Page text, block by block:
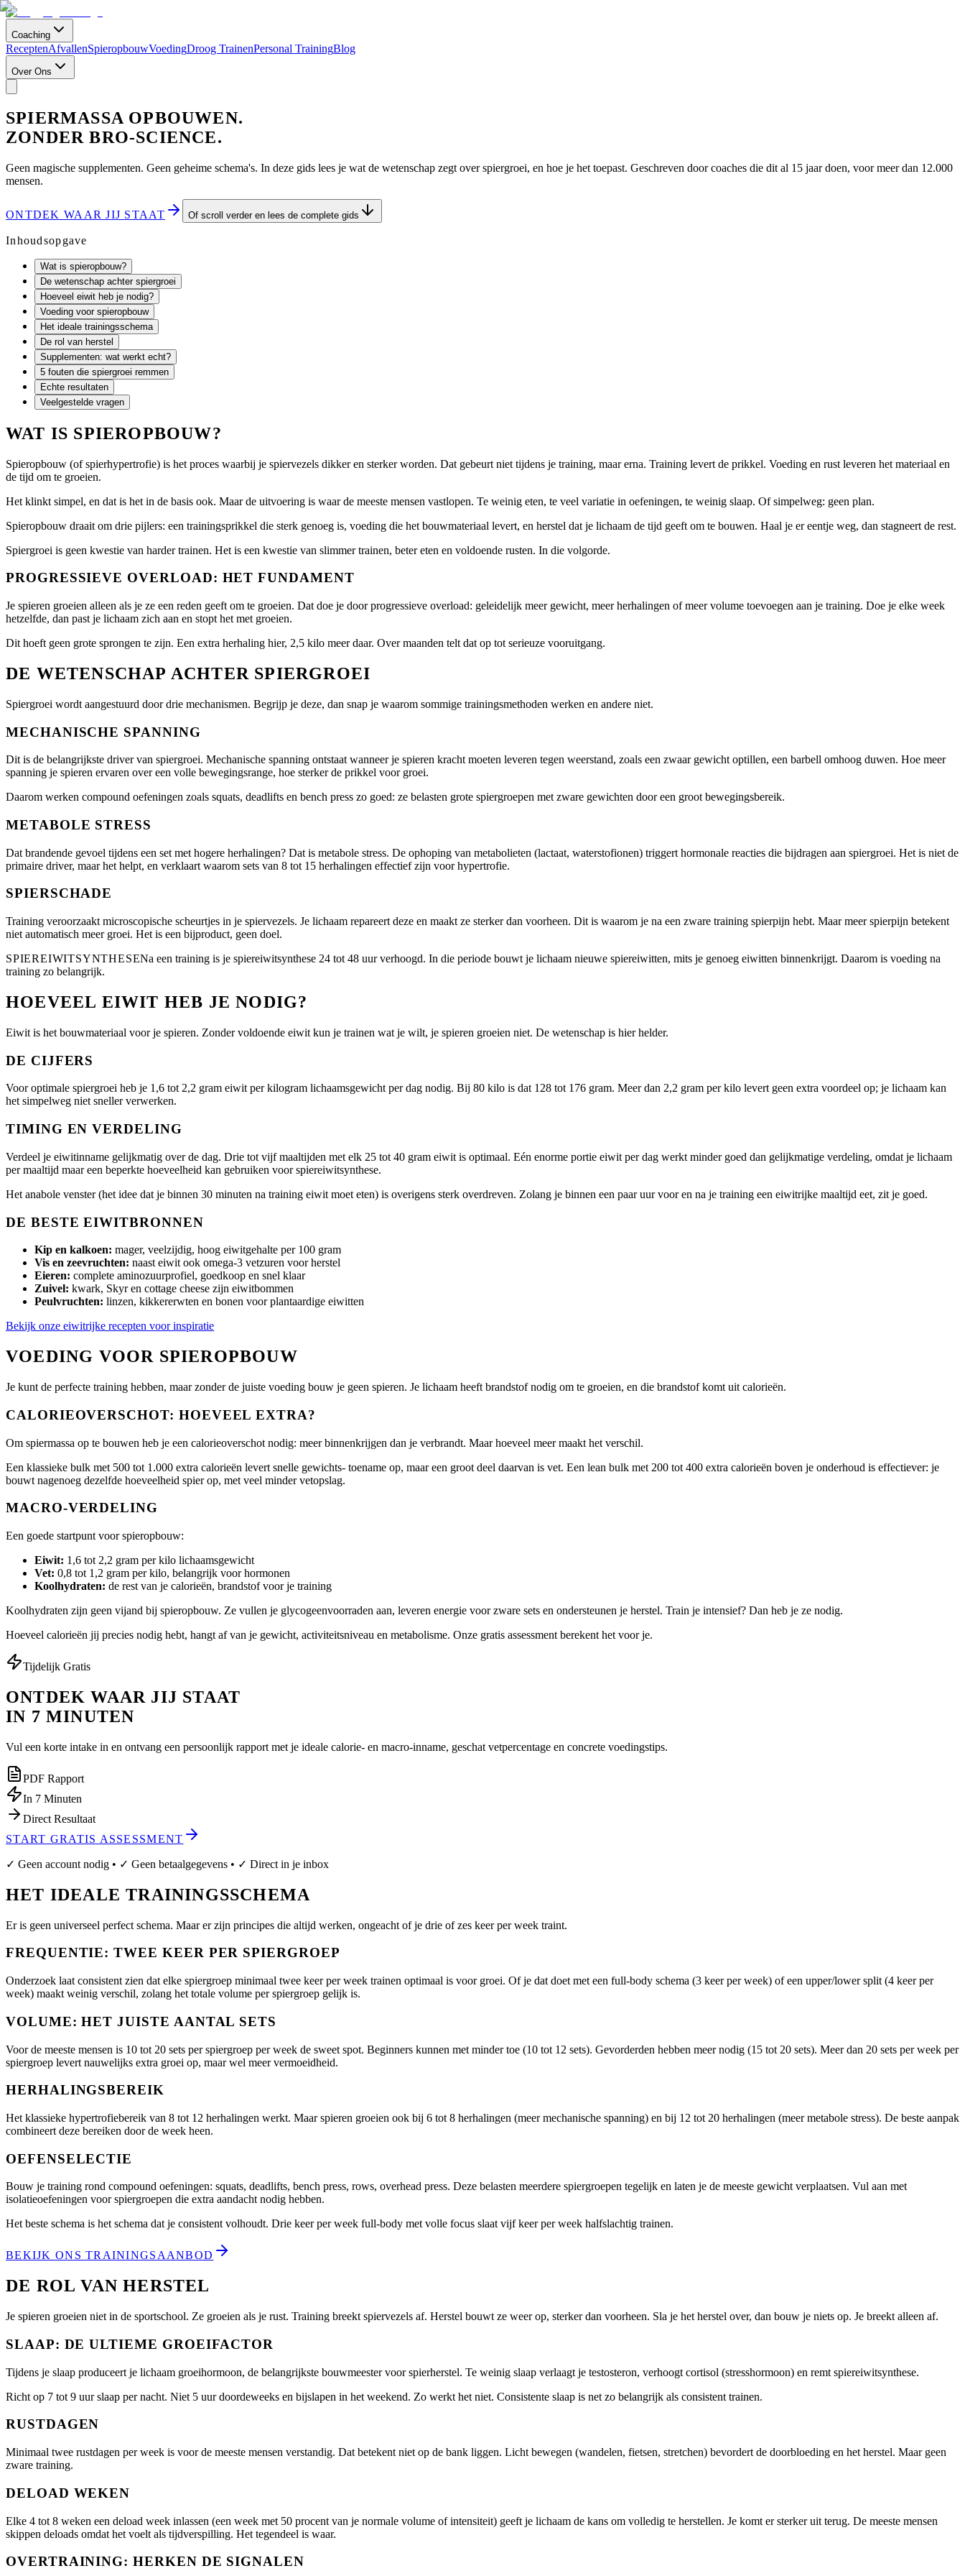
Coaching
ReceptenAfvallenSpieropbouwVoedingDroog TrainenPersonal TrainingBlog
Over Ons
SPIERMASSA OPBOUWEN.
ZONDER BRO-SCIENCE.
Geen magische supplementen. Geen geheime schema's. In deze gids lees je wat de wetenschap zegt over spiergroei, en hoe je het toepast. Geschreven door coaches die dit al 15 jaar doen, voor meer dan 12.000
mensen.
ONTDEK WAAR JIJ STAAT Of scroll verder en lees de complete gids
Inhoudsopgave
Wat is spieropbouw?
De wetenschap achter spiergroei
Hoeveel eiwit heb je nodig?
Voeding voor spieropbouw
Het ideale trainingsschema
De rol van herstel
Supplementen: wat werkt echt?
5 fouten die spiergroei remmen
Echte resultaten
Veelgestelde vragen
WAT IS SPIEROPBOUW?
Spieropbouw (of spierhypertrofie) is het proces waarbij je spiervezels dikker en sterker worden. Dat gebeurt niet tijdens je training, maar erna. Training levert de prikkel. Voeding en rust leveren het materiaal en
de tijd om te groeien.
Het klinkt simpel, en dat is het in de basis ook. Maar de uitvoering is waar de meeste mensen vastlopen. Te weinig eten, te veel variatie in oefeningen, te weinig slaap. Of simpelweg: geen plan.
Spieropbouw draait om drie pijlers: een trainingsprikkel die sterk genoeg is, voeding die het bouwmateriaal levert, en herstel dat je lichaam de tijd geeft om te bouwen. Haal je er eentje weg, dan stagneert de rest.
Spiergroei is geen kwestie van harder trainen. Het is een kwestie van slimmer trainen, beter eten en voldoende rusten. In die volgorde.
PROGRESSIEVE OVERLOAD: HET FUNDAMENT
Je spieren groeien alleen als je ze een reden geeft om te groeien. Dat doe je door progressieve overload: geleidelijk meer gewicht, meer herhalingen of meer volume toevoegen aan je training. Doe je elke week
hetzelfde, dan past je lichaam zich aan en stopt het met groeien.
Dit hoeft geen grote sprongen te zijn. Een extra herhaling hier, 2,5 kilo meer daar. Over maanden telt dat op tot serieuze vooruitgang.
DE WETENSCHAP ACHTER SPIERGROEI
Spiergroei wordt aangestuurd door drie mechanismen. Begrijp je deze, dan snap je waarom sommige trainingsmethoden werken en andere niet.
MECHANISCHE SPANNING
Dit is de belangrijkste driver van spiergroei. Mechanische spanning ontstaat wanneer je spieren kracht moeten leveren tegen weerstand, zoals een zwaar gewicht optillen, een barbell omhoog duwen. Hoe meer
spanning je spieren ervaren over een volle bewegingsrange, hoe sterker de prikkel voor groei.
Daarom werken compound oefeningen zoals squats, deadlifts en bench press zo goed: ze belasten grote spiergroepen met zware gewichten door een groot bewegingsbereik.
METABOLE STRESS
Dat brandende gevoel tijdens een set met hogere herhalingen? Dat is metabole stress. De ophoping van metabolieten (lactaat, waterstofionen) triggert hormonale reacties die bijdragen aan spiergroei. Het is niet de
primaire driver, maar het helpt, en verklaart waarom sets van 8 tot 15 herhalingen effectief zijn voor hypertrofie.
SPIERSCHADE
Training veroorzaakt microscopische scheurtjes in je spiervezels. Je lichaam repareert deze en maakt ze sterker dan voorheen. Dit is waarom je na een zware training spierpijn hebt. Maar meer spierpijn betekent
niet automatisch meer groei. Het is een bijproduct, geen doel.
SPIEREIWITSYNTHESENa een training is je spiereiwitsynthese 24 tot 48 uur verhoogd. In die periode bouwt je lichaam nieuwe spiereiwitten, mits je genoeg eiwitten binnenkrijgt. Daarom is voeding na
training zo belangrijk.
HOEVEEL EIWIT HEB JE NODIG?
Eiwit is het bouwmateriaal voor je spieren. Zonder voldoende eiwit kun je trainen wat je wilt, je spieren groeien niet. De wetenschap is hier helder.
DE CIJFERS
Voor optimale spiergroei heb je 1,6 tot 2,2 gram eiwit per kilogram lichaamsgewicht per dag nodig. Bij 80 kilo is dat 128 tot 176 gram. Meer dan 2,2 gram per kilo levert geen extra voordeel op; je lichaam kan
het simpelweg niet sneller verwerken.
TIMING EN VERDELING
Verdeel je eiwitinname gelijkmatig over de dag. Drie tot vijf maaltijden met elk 25 tot 40 gram eiwit is optimaal. Eén enorme portie eiwit per dag werkt minder goed dan gelijkmatige verdeling, omdat je lichaam
per maaltijd maar een beperkte hoeveelheid kan gebruiken voor spiereiwitsynthese.
Het anabole venster (het idee dat je binnen 30 minuten na training eiwit moet eten) is overigens sterk overdreven. Zolang je binnen een paar uur voor en na je training een eiwitrijke maaltijd eet, zit je goed.
DE BESTE EIWITBRONNEN
Kip en kalkoen: mager, veelzijdig, hoog eiwitgehalte per 100 gram
Vis en zeevruchten: naast eiwit ook omega-3 vetzuren voor herstel
Eieren: complete aminozuurprofiel, goedkoop en snel klaar
Zuivel: kwark, Skyr en cottage cheese zijn eiwitbommen
Peulvruchten: linzen, kikkererwten en bonen voor plantaardige eiwitten
Bekijk onze eiwitrijke recepten voor inspiratie
VOEDING VOOR SPIEROPBOUW
Je kunt de perfecte training hebben, maar zonder de juiste voeding bouw je geen spieren. Je lichaam heeft brandstof nodig om te groeien, en die brandstof komt uit calorieën.
CALORIEOVERSCHOT: HOEVEEL EXTRA?
Om spiermassa op te bouwen heb je een calorieoverschot nodig: meer binnenkrijgen dan je verbrandt. Maar hoeveel meer maakt het verschil.
Een klassieke bulk met 500 tot 1.000 extra calorieën levert snelle gewichts- toename op, maar een groot deel daarvan is vet. Een lean bulk met 200 tot 400 extra calorieën boven je onderhoud is effectiever: je
bouwt nagenoeg dezelfde hoeveelheid spier op, met veel minder vetopslag.
MACRO-VERDELING
Een goede startpunt voor spieropbouw:
Eiwit: 1,6 tot 2,2 gram per kilo lichaamsgewicht
Vet: 0,8 tot 1,2 gram per kilo, belangrijk voor hormonen
Koolhydraten: de rest van je calorieën, brandstof voor je training
Koolhydraten zijn geen vijand bij spieropbouw. Ze vullen je glycogeenvoorraden aan, leveren energie voor zware sets en ondersteunen je herstel. Train je intensief? Dan heb je ze nodig.
Hoeveel calorieën jij precies nodig hebt, hangt af van je gewicht, activiteitsniveau en metabolisme. Onze gratis assessment berekent het voor je.
Tijdelijk Gratis
ONTDEK WAAR JIJ STAAT
IN 7 MINUTEN
Vul een korte intake in en ontvang een persoonlijk rapport met je ideale calorie- en macro-inname, geschat vetpercentage en concrete voedingstips.
PDF Rapport
In 7 Minuten
Direct Resultaat
START GRATIS ASSESSMENT
✓ Geen account nodig • ✓ Geen betaalgegevens • ✓ Direct in je inbox
HET IDEALE TRAININGSSCHEMA
Er is geen universeel perfect schema. Maar er zijn principes die altijd werken, ongeacht of je drie of zes keer per week traint.
FREQUENTIE: TWEE KEER PER SPIERGROEP
Onderzoek laat consistent zien dat elke spiergroep minimaal twee keer per week trainen optimaal is voor groei. Of je dat doet met een full-body schema (3 keer per week) of een upper/lower split (4 keer per
week) maakt weinig verschil, zolang het totale volume per spiergroep gelijk is.
VOLUME: HET JUISTE AANTAL SETS
Voor de meeste mensen is 10 tot 20 sets per spiergroep per week de sweet spot. Beginners kunnen met minder toe (10 tot 12 sets). Gevorderden hebben meer nodig (15 tot 20 sets). Meer dan 20 sets per week per
spiergroep levert nauwelijks extra groei op, maar wel meer vermoeidheid.
HERHALINGSBEREIK
Het klassieke hypertrofiebereik van 8 tot 12 herhalingen werkt. Maar spieren groeien ook bij 6 tot 8 herhalingen (meer mechanische spanning) en bij 12 tot 20 herhalingen (meer metabole stress). De beste aanpak
combineert deze bereiken door de week heen.
OEFENSELECTIE
Bouw je training rond compound oefeningen: squats, deadlifts, bench press, rows, overhead press. Deze belasten meerdere spiergroepen tegelijk en laten je de meeste gewicht verplaatsen. Vul aan met
isolatieoefeningen voor spiergroepen die extra aandacht nodig hebben.
Het beste schema is het schema dat je consistent volhoudt. Drie keer per week full-body met volle focus slaat vijf keer per week halfslachtig trainen.
BEKIJK ONS TRAININGSAANBOD
DE ROL VAN HERSTEL
Je spieren groeien niet in de sportschool. Ze groeien als je rust. Training breekt spiervezels af. Herstel bouwt ze weer op, sterker dan voorheen. Sla je het herstel over, dan bouw je niets op. Je breekt alleen af.
SLAAP: DE ULTIEME GROEIFACTOR
Tijdens je slaap produceert je lichaam groeihormoon, de belangrijkste bouwmeester voor spierherstel. Te weinig slaap verlaagt je testosteron, verhoogt cortisol (stresshormoon) en remt spiereiwitsynthese.
Richt op 7 tot 9 uur slaap per nacht. Niet 5 uur doordeweeks en bijslapen in het weekend. Zo werkt het niet. Consistente slaap is net zo belangrijk als consistent trainen.
RUSTDAGEN
Minimaal twee rustdagen per week is voor de meeste mensen verstandig. Dat betekent niet op de bank liggen. Licht bewegen (wandelen, fietsen, stretchen) bevordert de doorbloeding en het herstel. Maar geen
zware training.
DELOAD WEKEN
Elke 4 tot 8 weken een deload week inlassen (een week met 50 procent van je normale volume of intensiteit) geeft je lichaam de kans om volledig te herstellen. Je komt er sterker uit terug. De meeste mensen
skippen deloads omdat het voelt als tijdverspilling. Het tegendeel is waar.
OVERTRAINING: HERKEN DE SIGNALEN